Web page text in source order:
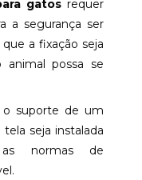
gatos requer
a segurança ser
a fixação seja
possa se
o suporte de um
seja instalada
as normas de